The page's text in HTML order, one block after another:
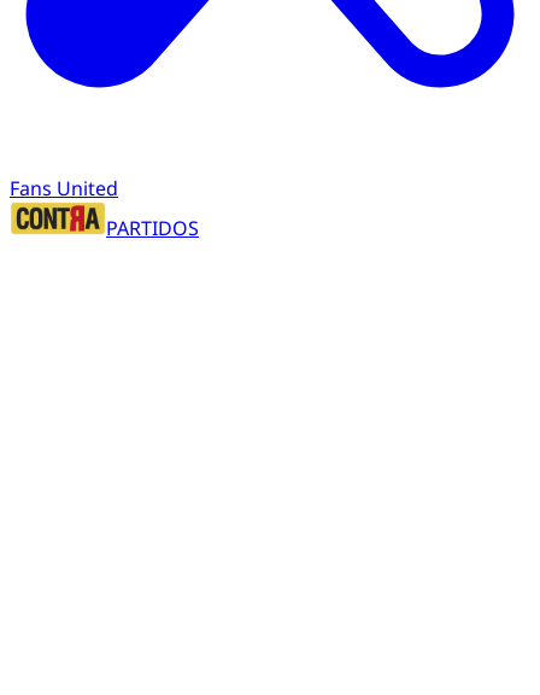
Fans United
PARTIDOS